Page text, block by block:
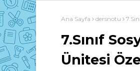
Ana Sayfa dersnotu
7.Sınıf
Ünitesi